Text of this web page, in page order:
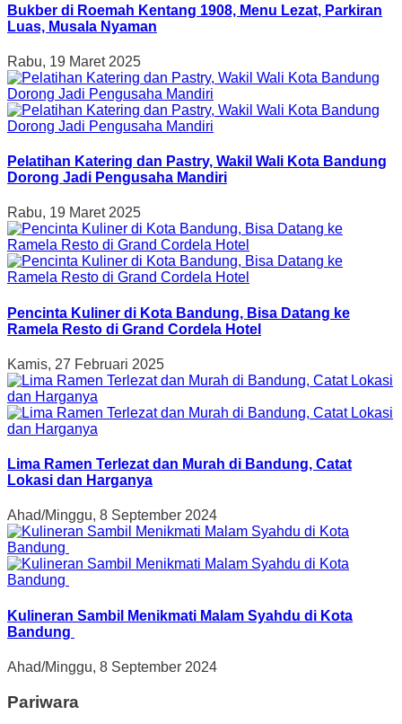
Bukber di Roemah Kentang 1908, Menu Lezat, Parkiran
Luas, Musala Nyaman
Rabu, 19 Maret 2025
Pelatihan Katering dan Pastry, Wakil Wali Kota Bandung
Dorong Jadi Pengusaha Mandiri
Rabu, 19 Maret 2025
Pencinta Kuliner di Kota Bandung, Bisa Datang ke
Ramela Resto di Grand Cordela Hotel
Kamis, 27 Februari 2025
Lima Ramen Terlezat dan Murah di Bandung, Catat
Lokasi dan Harganya
Ahad/Minggu, 8 September 2024
Kulineran Sambil Menikmati Malam Syahdu di Kota
Bandung
Ahad/Minggu, 8 September 2024
Pariwara